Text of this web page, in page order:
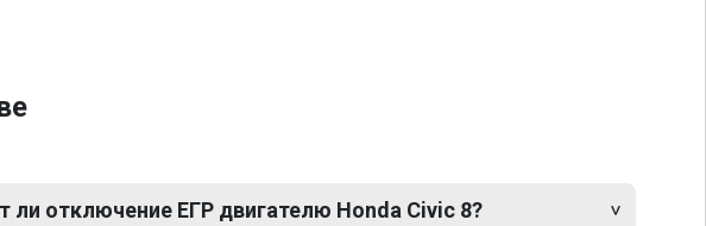
ли отключение ЕГР двигателю Honda Civic 8?